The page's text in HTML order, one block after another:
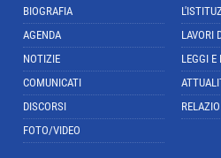
BIOGRAFIA
AGENDA
NOTIZIE
COMUNICATI
DISCORSI
FOTO/VIDEO
LAVORI
LEGGI E